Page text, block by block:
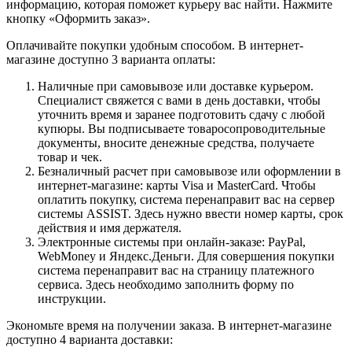
информацию, которая поможет курьеру вас найти. Нажмите
кнопку «Оформить заказ».
Оплачивайте покупки удобным способом. В интернет-
магазине доступно 3 варианта оплаты:
Наличные при самовывозе или доставке курьером.
Специалист свяжется с вами в день доставки, чтобы
уточнить время и заранее подготовить сдачу с любой
купюры. Вы подписываете товаросопроводительные
документы, вносите денежные средства, получаете
товар и чек.
Безналичный расчет при самовывозе или оформлении в
интернет-магазине: карты Visa и MasterCard. Чтобы
оплатить покупку, система перенаправит вас на сервер
системы ASSIST. Здесь нужно ввести номер карты, срок
действия и имя держателя.
Электронные системы при онлайн-заказе: PayPal,
WebMoney и Яндекс.Деньги. Для совершения покупки
система перенаправит вас на страницу платежного
сервиса. Здесь необходимо заполнить форму по
инструкции.
Экономьте время на получении заказа. В интернет-магазине
доступно 4 варианта доставки: